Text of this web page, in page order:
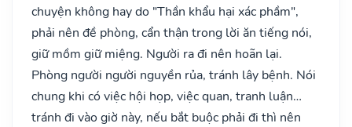
chuyện không hay do "Thần khẩu hại xác phầm",
phải nên đề phòng, cẩn thận trong lời ăn tiếng nói,
giữ mồm giữ miệng. Người ra đi nên hoãn lại.
Phòng người người nguyền rủa, tránh lây bệnh. Nói
chung khi có việc hội họp, việc quan, tranh luận…
tránh đi vào giờ này, nếu bắt buộc phải đi thì nên